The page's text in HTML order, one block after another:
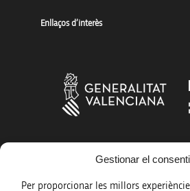
Gestionar el
Per proporcionar les millors
Enllaços d’interès
Més organismes de suport a la